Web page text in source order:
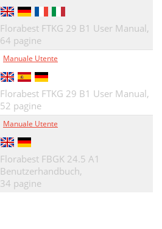
Florabest FTKG 29 B1 User Manual,
64 pagine
Manuale Utente
Florabest FTKG 29 B1 User Manual,
52 pagine
Manuale Utente
Florabest FBGK 24.5 A1
Benutzerhandbuch,
34 pagine